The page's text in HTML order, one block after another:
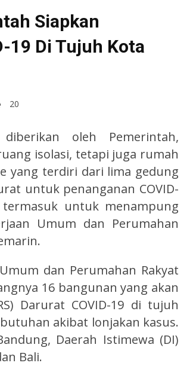
Siapkan
19 Di Tujuh Kota
20
oleh Pemerintah,
isolasi, tetapi juga rumah
yang terdiri dari lima gedung
untuk penanganan COVID-
untuk menampung
Umum dan Perumahan
dan Perumahan Rakyat
16 bangunan yang akan
Darurat COVID-19 di tujuh
akibat lonjakan kasus.
Daerah Istimewa (DI)
Bali.